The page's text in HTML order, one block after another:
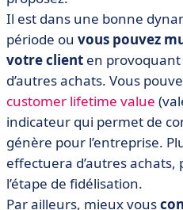
Il est dans une bonne
période ou vous pouvez
votre client en
d’autres achats. Vous
customer lifetime value
indicateur qui permet de
génère pour l’entreprise.
effectuera d’autres
l’étape de fidélisation.
Par ailleurs, mieux vous